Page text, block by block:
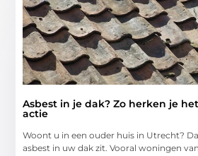
Asbest in je dak? Zo herken je
actie
Woont u in een ouder huis in Utrecht?
asbest in uw dak zit. Vooral woningen